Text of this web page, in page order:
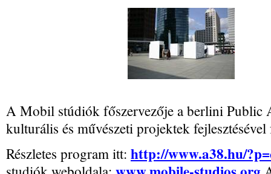
A Mobil stúdiók főszervezője a berlini Public
kulturális és művészeti projektek
Részletes program itt: http://www.a38.hu/